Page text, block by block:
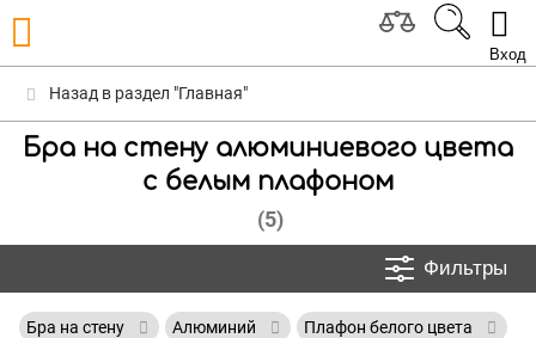
Вход
Назад в раздел "Главная"
Бра на стену алюминиевого цвета
с белым плафоном
(5)
Фильтры
Бра на стену Алюминий
Плафон белого цвета